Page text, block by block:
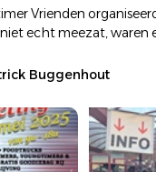
Vrienden
echt meezat, waren
Buggenhout